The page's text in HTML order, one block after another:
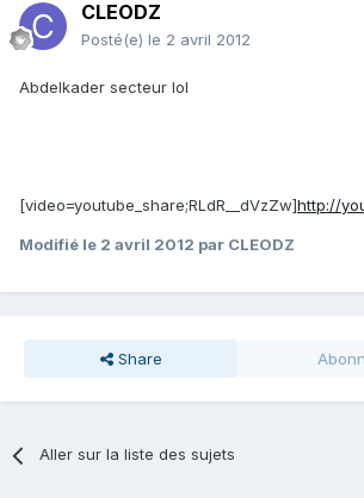
CLEODZ
Posté(e) le 2 avril 2012
Abdelkader secteur lol
[video=youtube_share;RLdR__dVzZw]http://
Modifié le 2 avril 2012 par CLEODZ
Share
Aller sur la liste des sujets